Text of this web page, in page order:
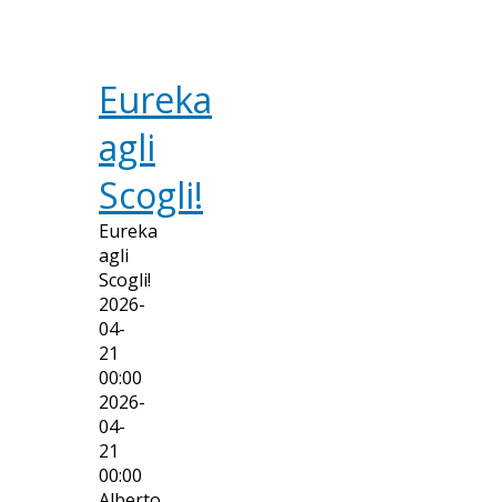
Eureka
agli
Scogli!
Eureka
agli
Scogli!
2026-
04-
21
00:00
2026-
04-
21
00:00